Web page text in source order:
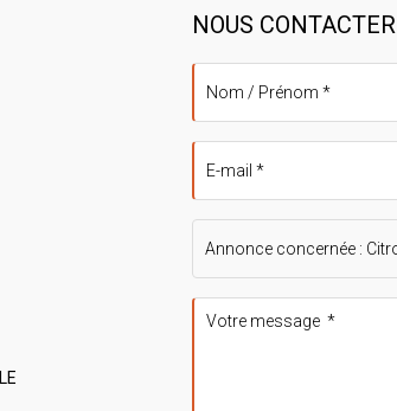
NOUS CONTACTER